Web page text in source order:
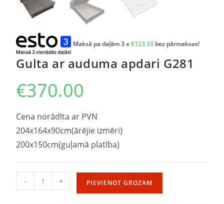
Maksā pa daļām 3 x€123.33 bez pārmaksas!
Gulta ar auduma apdari G281
€370.00
Cena norādīta ar PVN
204x164x90cm(ārējie izmēri)
200x150cm(guļamā platība)
- + PIEVIENOT GROZAM